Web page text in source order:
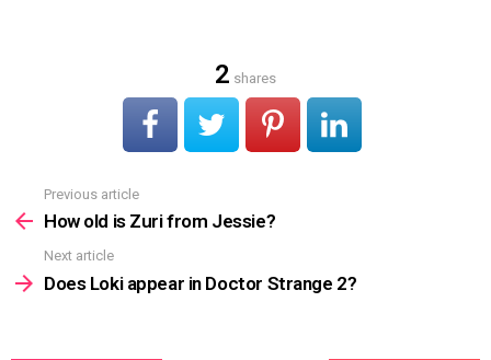
2 shares
more
Previous article
How old is Zuri from Jessie?
Next article
Does Loki appear in Doctor Strange 2?